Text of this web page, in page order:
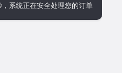
，系统正在安全处理您的订单